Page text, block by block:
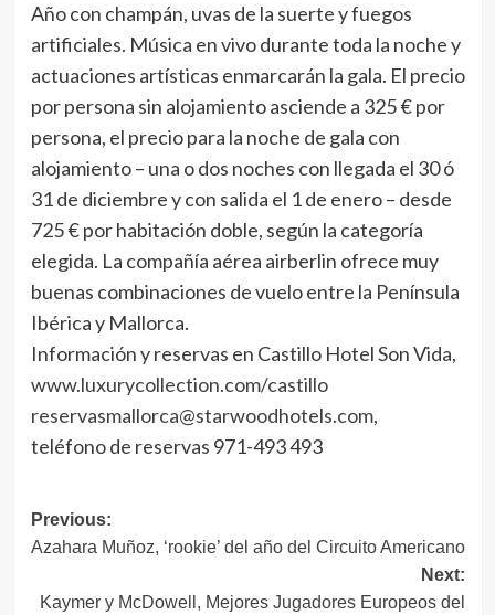
Año con champán, uvas de la suerte y fuegos
artificiales. Música en vivo durante toda la noche y
actuaciones artísticas enmarcarán la gala. El precio
por persona sin alojamiento asciende a 325 € por
persona, el precio para la noche de gala con
alojamiento – una o dos noches con llegada el 30 ó
31 de diciembre y con salida el 1 de enero – desde
725 € por habitación doble, según la categoría
elegida. La compañía aérea airberlin ofrece muy
buenas combinaciones de vuelo entre la Península
Ibérica y Mallorca.
Información y reservas en Castillo Hotel Son Vida,
www.luxurycollection.com/castillo
reservasmallorca@starwoodhotels.com,
teléfono de reservas 971-493 493
Navegación
de
entradas
Previous:
Azahara Muñoz, ‘rookie’ del año del Circuito Americano
Next:
Kaymer y McDowell, Mejores Jugadores Europeos del